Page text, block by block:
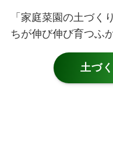
「家庭菜園の土づく
ちが伸び伸び育つふ
土づ